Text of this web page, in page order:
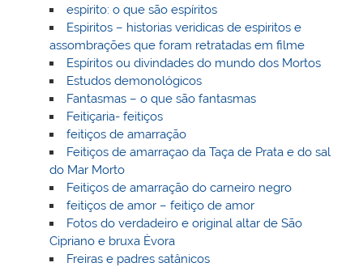
espírito: o que são espíritos
Espiritos – historias veridicas de espiritos e
assombrações que foram retratadas em filme
Espíritos ou divindades do mundo dos Mortos
Estudos demonológicos
Fantasmas – o que são fantasmas
Feitiçaria- feitiços
feitiços de amarração
Feitiços de amarraçao da Taça de Prata e do sal
do Mar Morto
Feitiços de amarração do carneiro negro
feitiços de amor – feitiço de amor
Fotos do verdadeiro e original altar de São
Cipriano e bruxa Èvora
Freiras e padres satânicos